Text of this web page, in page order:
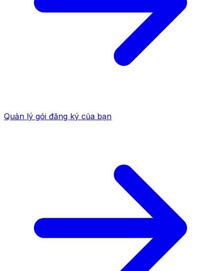
Quản lý gói đăng ký của bạn